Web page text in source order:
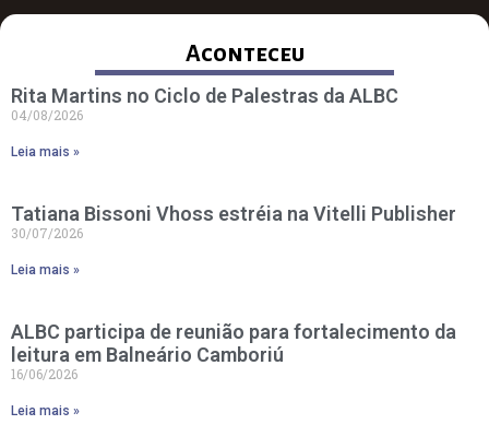
Aconteceu
Rita Martins no Ciclo de Palestras da ALBC
04/08/2026
Leia mais »
Tatiana Bissoni Vhoss estréia na Vitelli Publisher
30/07/2026
Leia mais »
ALBC participa de reunião para fortalecimento da
leitura em Balneário Camboriú
16/06/2026
Leia mais »